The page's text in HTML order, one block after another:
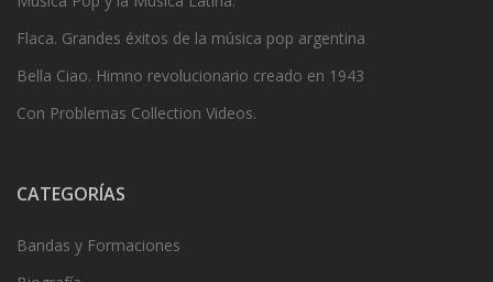
Flaca. Grandes éxitos de la música pop argentina
Bella Ciao. Himno revolucionario creado en 1943
Con Problemas Collection Videos.
CATEGORÍAS
Bandas y Formaciones